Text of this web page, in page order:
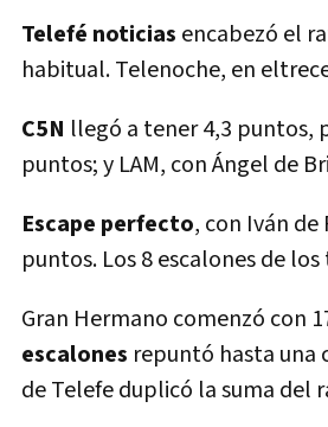
Telefé noticias encabezó el
habitual. Telenoche, en
C5N llegó a tener 4,3 puntos,
puntos; y LAM, con Ángel de
Escape perfecto, con Iván
puntos. Los 8 escalones de
Gran Hermano comenzó con
escalones repuntó hasta una
de Telefe duplicó la suma del